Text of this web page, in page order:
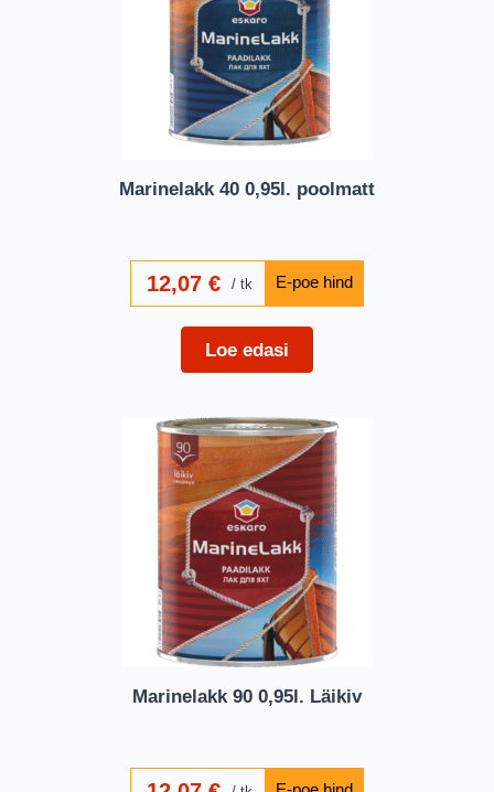
Marinelakk 40 0,95l. poolmatt
12,07 € tk
Loe edasi
Marinelakk 90 0,95l. Läikiv